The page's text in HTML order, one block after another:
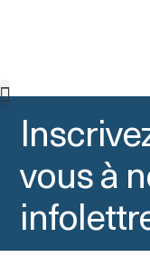
vous à